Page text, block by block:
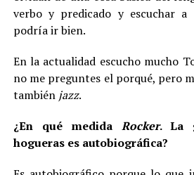
verbo y predicado y escuchar a
podría ir bien.
En la actualidad escucho mucho
no me preguntes el porqué, pero
tambiénjazz.
¿En qué medida Rocker. La
hogueras es autobiográfica?